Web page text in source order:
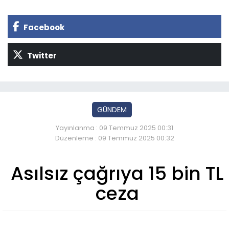
Facebook
Twitter
GÜNDEM
Yayınlanma : 09 Temmuz 2025 00:31
Düzenleme : 09 Temmuz 2025 00:32
Asılsız çağrıya 15 bin TL
ceza